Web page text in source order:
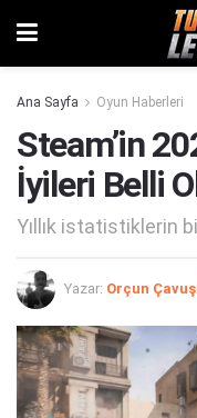
Ana Sayfa Oyun Haberleri
Steam’in
İyileri Belli
Yıllık istatistiklerin
Yazar: Orçun